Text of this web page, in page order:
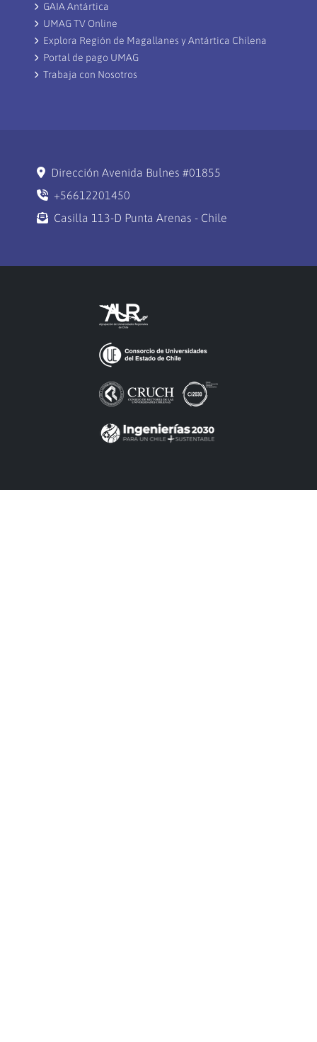
GAIA Antártica
UMAG TV Online
Explora Región de Magallanes y Antártica Chilena
Portal de pago UMAG
Trabaja con Nosotros
Dirección Avenida Bulnes #01855
+56612201450
Casilla 113-D Punta Arenas - Chile